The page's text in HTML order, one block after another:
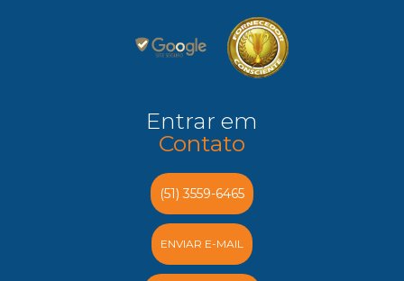
Entrar em
Contato
(51) 3559-6465
ENVIAR E-MAIL